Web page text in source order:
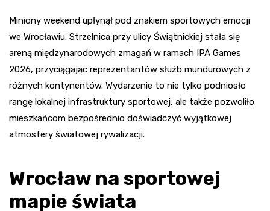
Miniony weekend upłynął pod znakiem sportowych emocji
we Wrocławiu. Strzelnica przy ulicy Świątnickiej stała się
areną międzynarodowych zmagań w ramach IPA Games
2026, przyciągając reprezentantów służb mundurowych z
różnych kontynentów. Wydarzenie to nie tylko podniosło
rangę lokalnej infrastruktury sportowej, ale także pozwoliło
mieszkańcom bezpośrednio doświadczyć wyjątkowej
atmosfery światowej rywalizacji.
Wrocław na sportowej
mapie świata